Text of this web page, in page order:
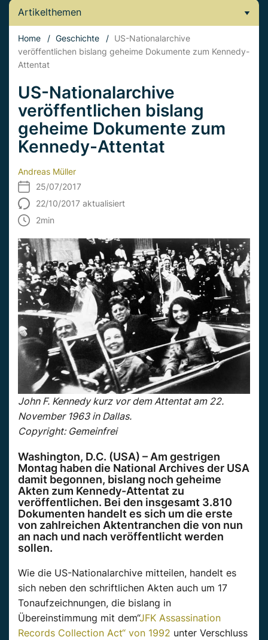
Artikelthemen
Home / Geschichte / US-Nationalarchive
veröffentlichen bislang geheime Dokumente zum Kennedy-
Attentat
US-Nationalarchive
veröffentlichen bislang
geheime Dokumente zum
Kennedy-Attentat
Andreas Müller
25/07/2017
22/10/2017 aktualisiert
2min
John F. Kennedy kurz vor dem Attentat am 22.
November 1963 in Dallas.
Copyright: Gemeinfrei
Washington, D.C. (USA) – Am gestrigen
Montag haben die National Archives der USA
damit begonnen, bislang noch geheime
Akten zum Kennedy-Attentat zu
veröffentlichen. Bei den insgesamt 3.810
Dokumenten handelt es sich um die erste
von zahlreichen Aktentranchen die von nun
an nach und nach veröffentlicht werden
sollen.
Wie die US-Nationalarchive mitteilen, handelt es
sich neben den schriftlichen Akten auch um 17
Tonaufzeichnungen, die bislang in
Übereinstimmung mit dem“JFK Assassination
Records Collection Act“ von 1992 unter Verschluss